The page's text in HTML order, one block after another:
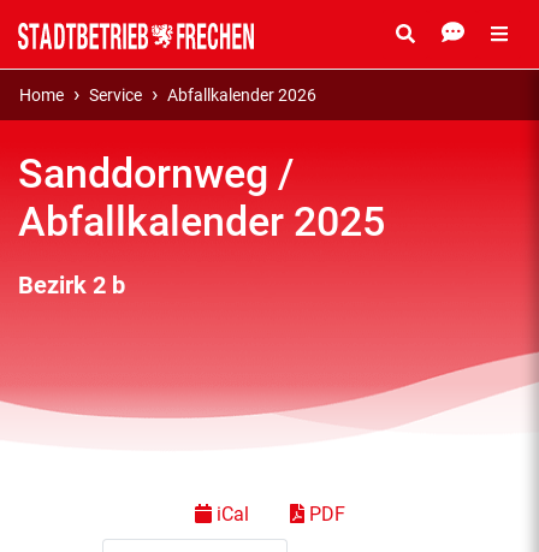
Home Service Abfallkalender 2026
Sanddornweg /
Abfallkalender 2025
Bezirk 2 b
iCal PDF